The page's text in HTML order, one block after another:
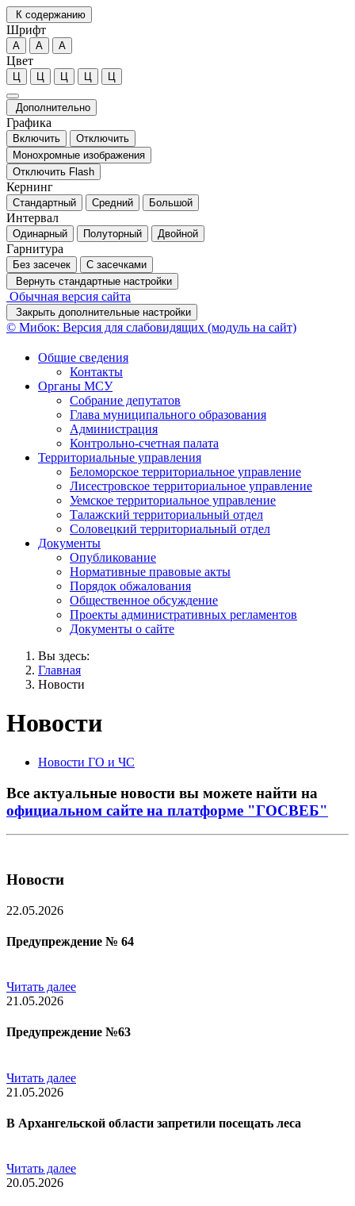
К содержанию
Шрифт
А А А
Цвет
Ц Ц Ц Ц Ц
Дополнительно
Графика
Включить
Отключить
Монохромные изображения
Отключить Flash
Кернинг
Стандартный Средний Большой
Интервал
Одинарный Полуторный Двойной
Гарнитура
Без засечек
С засечками
Вернуть стандартные настройки
Обычная версия сайта
Закрыть дополнительные настройки
© Мибок: Версия для слабовидящих (модуль на сайт)
Общие сведения
Контакты
Органы МСУ
Собрание депутатов
Глава муниципального образования
Администрация
Контрольно-счетная палата
Территориальные управления
Беломорское территориальное управление
Лисестровское территориальное управление
Уемское территориальное управление
Талажский территориальный отдел
Соловецкий территориальный отдел
Документы
Опубликование
Нормативные правовые акты
Порядок обжалования
Общественное обсуждение
Проекты административных регламентов
Документы о сайте
Вы здесь:
Главная
Новости
Новости
Новости ГО и ЧС
Все актуальные новости вы можете найти на
официальном сайте на платформе "ГОСВЕБ"
Новости
22.05.2026
Предупреждение № 64
Читать далее
21.05.2026
Предупреждение №63
Читать далее
21.05.2026
В Архангельской области запретили посещать леса
Читать далее
20.05.2026